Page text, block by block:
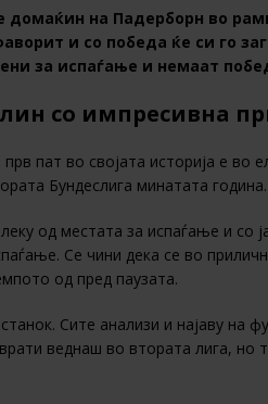
домаќин на Падерборн во
и со победа ќе си го
за испаѓање и немаат
со импресивна
пат во својата историја е во
Бундеслига минатата година.
од местата за испаѓање и со
Се чини дека се во
од пред паузата.
Сите анализи и најаву на
веднаш во втората лига,